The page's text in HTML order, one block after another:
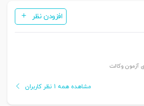
افزودن نظر
آزمون وکالت
مشاهده همه 1 نظر کاربران